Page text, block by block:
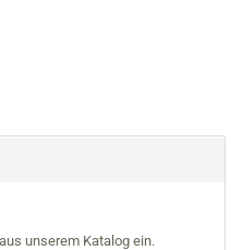
unserem Katalog ein.